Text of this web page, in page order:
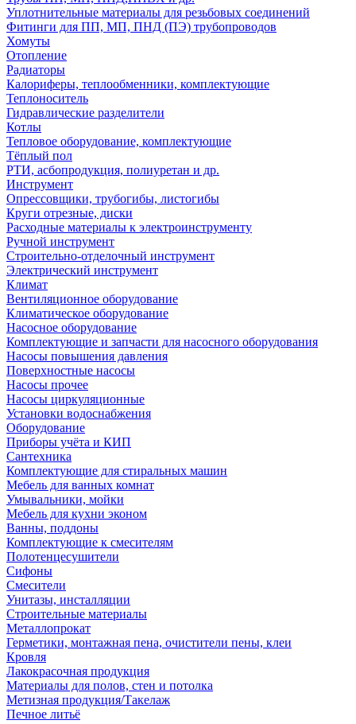
Уплотнительные материалы для резьбовых соединений
Фитинги для ПП, МП, ПНД (ПЭ) трубопроводов
Хомуты
Отопление
Радиаторы
Калориферы, теплообменники, комплектующие
Теплоноситель
Гидравлические разделители
Котлы
Тепловое оборудование, комплектующие
Тёплый пол
РТИ, асбопродукция, полиуретан и др.
Инструмент
Опрессовщики, трубогибы, листогибы
Круги отрезные, диски
Расходные материалы к электроинструменту
Ручной инструмент
Строительно-отделочный инструмент
Электрический инструмент
Климат
Вентиляционное оборудование
Климатическое оборудование
Насосное оборудование
Комплектующие и запчасти для насосного оборудования
Насосы повышения давления
Поверхностные насосы
Насосы прочее
Насосы циркуляционные
Установки водоснабжения
Оборудование
Приборы учёта и КИП
Сантехника
Комплектующие для стиральных машин
Мебель для ванных комнат
Умывальники, мойки
Мебель для кухни эконом
Ванны, поддоны
Комплектующие к смесителям
Полотенцесушители
Сифоны
Смесители
Унитазы, инсталляции
Строительные материалы
Металлопрокат
Герметики, монтажная пена, очистители пены, клеи
Кровля
Лакокрасочная продукция
Материалы для полов, стен и потолка
Метизная продукция/Такелаж
Печное литьё